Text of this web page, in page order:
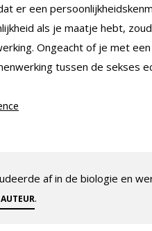
er een
als je maatje hebt,
Ongeacht of je met
tussen de sekses
af in de biologie en
.